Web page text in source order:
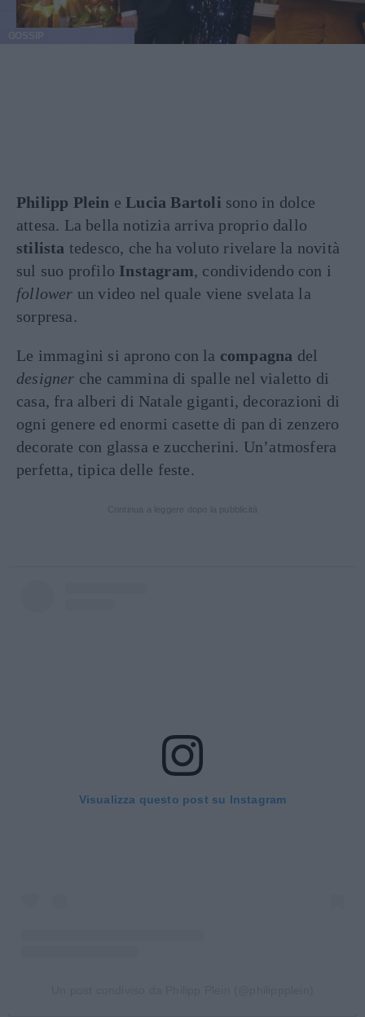
Philipp Plein eLucia Bartoli sono in dolce
attesa. La bella notizia arriva proprio dallo
stilista tedesco, che ha voluto rivelare la novità
sul suo profilo Instagram, condividendo con i
follower un video nel quale viene svelata la
sorpresa.
Le immagini si aprono con la compagna del
designer che cammina di spalle nel vialetto di
casa, fra alberi di Natale giganti, decorazioni di
ogni genere ed enormi casette di pan di zenzero
decorate con glassa e zuccherini. Un’atmosfera
perfetta, tipica delle feste.
Visualizza questo post su Instagram